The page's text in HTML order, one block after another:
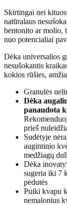
Skirtingai nei
natūralaus
bentonito ar molio,
nuo potencialiai
Dėka universalios
nesušokantis
kokios rūšies,
Granulės
Dėka
panaudota
prieš
Sudėtyje
augintinio
medžiagų
Dėka
sugeria iki 7
pėdutės
Puiki kvapu
nemalonius